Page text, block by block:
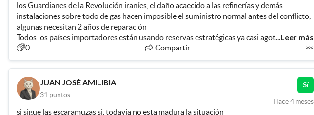
los Guardianes de la Revolución iraníes, el daño acaecido a las refinerías y demás
instalaciones sobre todo de gas hacen imposible el suministro normal antes del conflicto,
Todos los países importadores están usando reservas estratégicas ya casi agotadas
EEUU y Rusia no pueden compensar el faltante y la infraestructura de Venezuela está
destruida
A eso hay que sumarle la necesidad del gas para producción de fertilizante para la
agricultura.
Desgraciadamente para mí en los próximos meses todo va a empeorar y vamos a un
panorama de escasez mucho peor del 73 que solo fue politico
...Leer más
0 Compartir
JUAN JOSÉ AMILIBIA
31 puntos
Sí
Hace 4 meses
si sigue las escaramuzas si, todavia no esta madura la situación